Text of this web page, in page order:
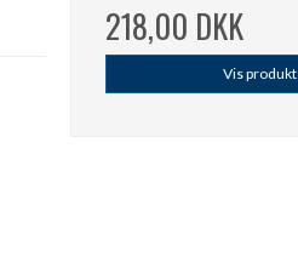
218,00 DKK
Vis produkt